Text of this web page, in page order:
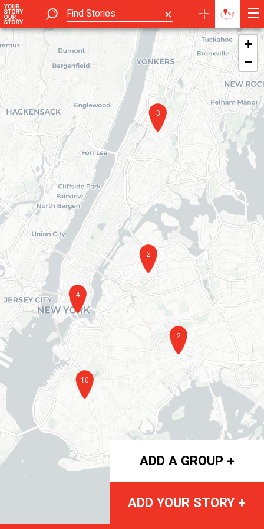
✕
2
2
3
10
4
+
−
ADD A GROUP +
ADD YOUR STORY +